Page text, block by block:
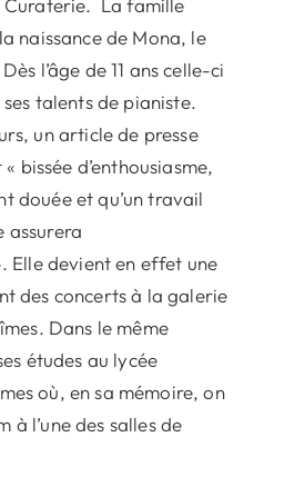
Curaterie. La famille
naissance de Mona, le
l’âge de 11 ans celle-ci
talents de pianiste.
un article de presse
bissée d’enthousiasme,
douée et qu’un travail
assurera
Elle devient en effet une
des concerts à la galerie
Dans le même
études au lycée
où, en sa mémoire, on
à l’une des salles de